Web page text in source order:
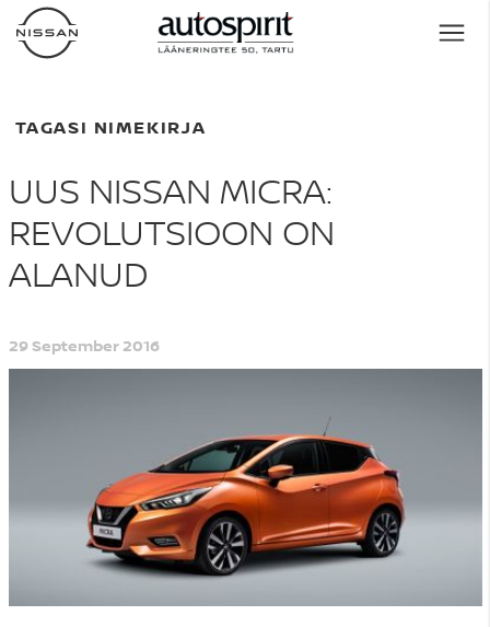
TAGASI NIMEKIRJA
UUS NISSAN MICRA:
REVOLUTSIOON ON
ALANUD
29 September 2016